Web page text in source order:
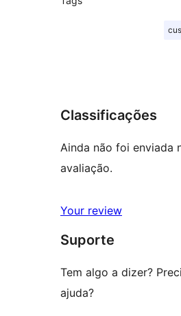
Classificações
Ainda não foi enviada
avaliação.
Your review
Suporte
Tem algo a dizer?
ajuda?